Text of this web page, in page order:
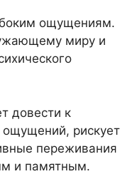
ощущениям.
миру и
довести к
ощущений, рискует
переживания
и памятным.